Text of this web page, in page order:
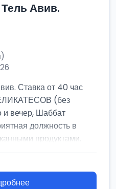
Авив.
Ставка от 40 час
(без
и вечер, Шаббат
должность в
продуктами.